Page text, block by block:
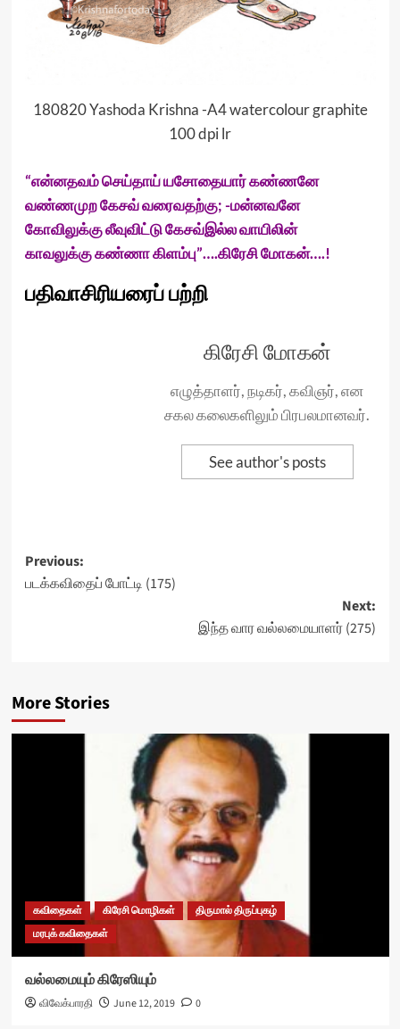
180820 Yashoda Krishna -A4 watercolour graphite
100 dpi lr
“என்னதவம் செய்தாய் யசோதையார் கண்ணனே
வண்ணமுற கேசவ் வரைவதற்கு; -மன்னவனே
கோவிலுக்கு லீவுவிட்டு கேசவ்இல்ல வாயிலின்
காவலுக்கு கண்ணா கிளம்பு”….கிரேசி மோகன்….!
பதிவாசிரியரைப் பற்றி
கிரேசி மோகன்
எழுத்தாளர், நடிகர், கவிஞர், என
சகல கலைகளிலும் பிரபலமானவர்.
See author's posts
Post
navigation
Previous:
படக்கவிதைப் போட்டி (175)
Next:
இந்த வார வல்லமையாளர் (275)
More Stories
கவிதைகள் கிரேசி மொழிகள்
திருமால் திருப்புகழ்
மரபுக் கவிதைகள்
வல்லமையும் கிரேஸியும்
விவேக்பாரதி June 12, 2019 0